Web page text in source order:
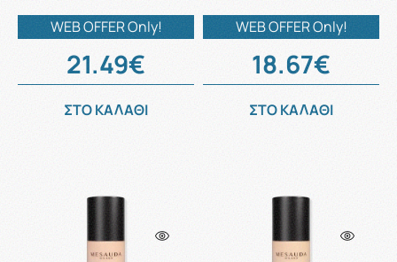
WEB OFFER Only!
21.49€
ΣΤΟ ΚΑΛΑΘΙ
WEB OFFER Only!
18.67€
ΣΤΟ ΚΑΛΑΘΙ